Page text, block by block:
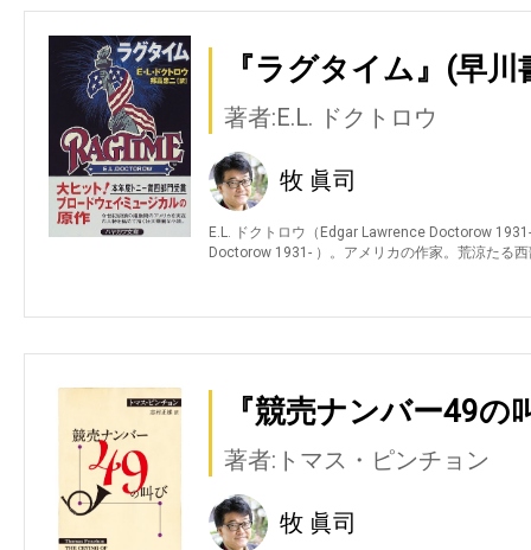
『ラグタイム』(早川
著者:E.L. ドクトロウ
牧 眞司
E.L. ドクトロウ（Edgar Lawrence Doctorow
Doctorow 1931- ）。アメリカの作家。荒涼たる
『競売ナンバー49の
著者:トマス・ピンチョン
牧 眞司